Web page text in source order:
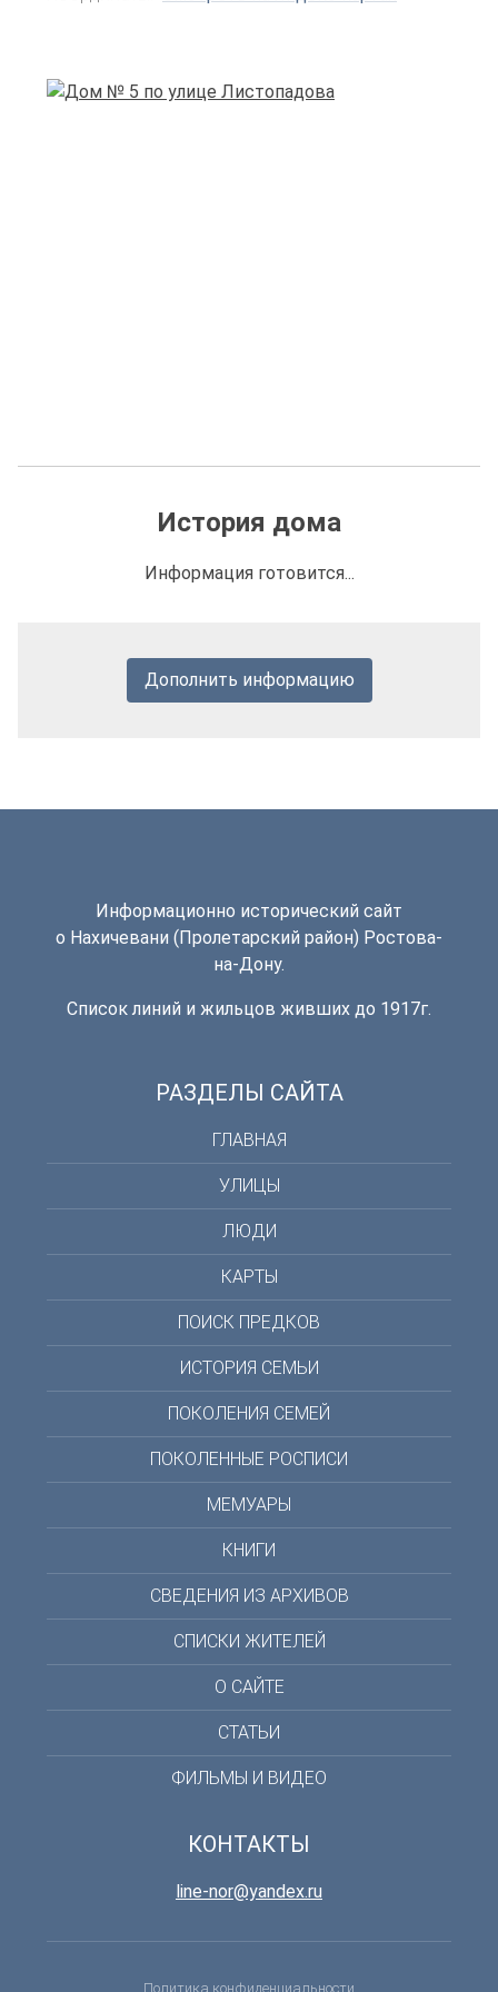
История дома
Информация готовится...
Дополнить информацию
Информационно исторический сайт
о Нахичевани (Пролетарский район) Ростова-
на-Дону.
Список линий и жильцов живших до 1917г.
РАЗДЕЛЫ САЙТА
ГЛАВНАЯ
УЛИЦЫ
ЛЮДИ
КАРТЫ
ПОИСК ПРЕДКОВ
ИСТОРИЯ СЕМЬИ
ПОКОЛЕНИЯ СЕМЕЙ
ПОКОЛЕННЫЕ РОСПИСИ
МЕМУАРЫ
КНИГИ
СВЕДЕНИЯ ИЗ АРХИВОВ
СПИСКИ ЖИТЕЛЕЙ
О САЙТЕ
СТАТЬИ
ФИЛЬМЫ И ВИДЕО
КОНТАКТЫ
line-nor@yandex.ru
Политика конфиденциальности